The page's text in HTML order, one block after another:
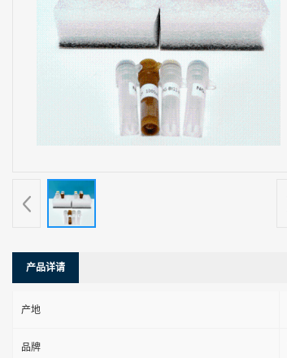
产品详请
产地
品牌